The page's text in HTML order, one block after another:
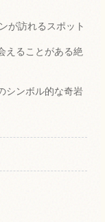
が訪れるスポット
えることがある絶
シンボル的な奇岩